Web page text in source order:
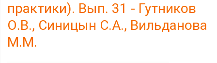
практики). Вып. 31 - Гутников
О.В., Синицын С.А., Вильданова
М.М.